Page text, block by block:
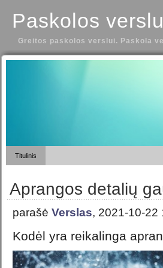
Paskolos
Greitos paskolos verslui. Paskola
Titulinis
Aprangos detalių
parašė Verslas, 2021-10-22
Kodėl yra reikalinga